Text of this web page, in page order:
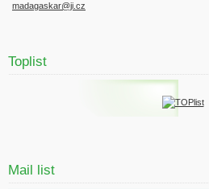
madagaskar@ji.cz
Toplist
Mail list